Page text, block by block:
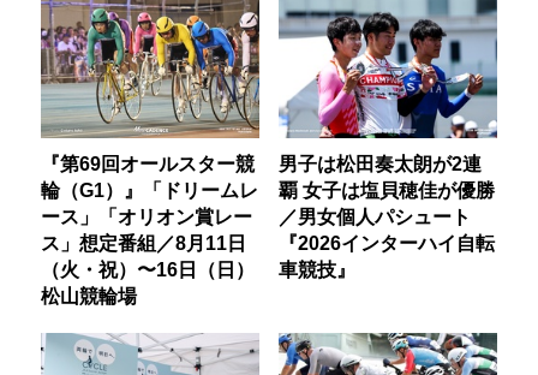
『第69回オールスター競
輪（G1）』「ドリームレ
ース」「オリオン賞レー
ス」想定番組／8月11日
（火・祝）〜16日（日）
松山競輪場
男子は松田奏太朗が2連
覇 女子は塩貝穂佳が優勝
／男女個人パシュート
『2026インターハイ自転
車競技』